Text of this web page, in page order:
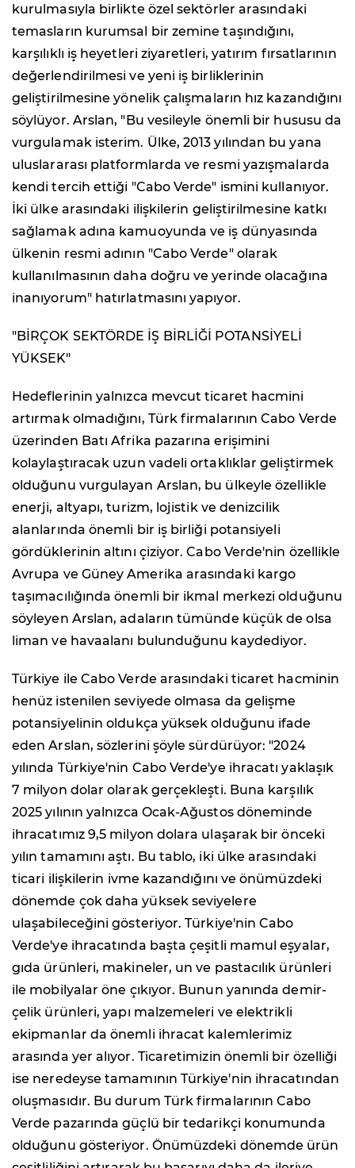
kurulmasıyla birlikte özel sektörler arasındaki
temasların kurumsal bir zemine taşındığını,
karşılıklı iş heyetleri ziyaretleri, yatırım fırsatlarının
değerlendirilmesi ve yeni iş birliklerinin
geliştirilmesine yönelik çalışmaların hız kazandığını
söylüyor. Arslan, "Bu vesileyle önemli bir hususu da
vurgulamak isterim. Ülke, 2013 yılından bu yana
uluslararası platformlarda ve resmi yazışmalarda
kendi tercih ettiği "Cabo Verde" ismini kullanıyor.
İki ülke arasındaki ilişkilerin geliştirilmesine katkı
sağlamak adına kamuoyunda ve iş dünyasında
ülkenin resmi adının "Cabo Verde" olarak
kullanılmasının daha doğru ve yerinde olacağına
inanıyorum" hatırlatmasını yapıyor.
"BİRÇOK SEKTÖRDE İŞ BİRLİĞİ POTANSİYELİ
YÜKSEK"
Hedeflerinin yalnızca mevcut ticaret hacmini
artırmak olmadığını, Türk firmalarının Cabo Verde
üzerinden Batı Afrika pazarına erişimini
kolaylaştıracak uzun vadeli ortaklıklar geliştirmek
olduğunu vurgulayan Arslan, bu ülkeyle özellikle
enerji, altyapı, turizm, lojistik ve denizcilik
alanlarında önemli bir iş birliği potansiyeli
gördüklerinin altını çiziyor. Cabo Verde'nin özellikle
Avrupa ve Güney Amerika arasındaki kargo
taşımacılığında önemli bir ikmal merkezi olduğunu
söyleyen Arslan, adaların tümünde küçük de olsa
liman ve havaalanı bulunduğunu kaydediyor.
Türkiye ile Cabo Verde arasındaki ticaret hacminin
henüz istenilen seviyede olmasa da gelişme
potansiyelinin oldukça yüksek olduğunu ifade
eden Arslan, sözlerini şöyle sürdürüyor: "2024
yılında Türkiye'nin Cabo Verde'ye ihracatı yaklaşık
7 milyon dolar olarak gerçekleşti. Buna karşılık
2025 yılının yalnızca Ocak-Ağustos döneminde
ihracatımız 9,5 milyon dolara ulaşarak bir önceki
yılın tamamını aştı. Bu tablo, iki ülke arasındaki
ticari ilişkilerin ivme kazandığını ve önümüzdeki
dönemde çok daha yüksek seviyelere
ulaşabileceğini gösteriyor. Türkiye'nin Cabo
Verde'ye ihracatında başta çeşitli mamul eşyalar,
gıda ürünleri, makineler, un ve pastacılık ürünleri
ile mobilyalar öne çıkıyor. Bunun yanında demir-
çelik ürünleri, yapı malzemeleri ve elektrikli
ekipmanlar da önemli ihracat kalemlerimiz
arasında yer alıyor. Ticaretimizin önemli bir özelliği
ise neredeyse tamamının Türkiye'nin ihracatından
oluşmasıdır. Bu durum Türk firmalarının Cabo
Verde pazarında güçlü bir tedarikçi konumunda
olduğunu gösteriyor. Önümüzdeki dönemde ürün